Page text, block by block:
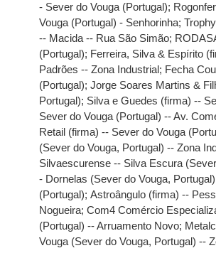
- Sever do Vouga (Portugal);
Vouga (Portugal) - Senhorinha;
-- Macida -- Rua São Simão;
(Portugal); Ferreira, Silva & Espírito
Padrões -- Zona Industrial; Fecha
(Portugal);Jorge Soares Martins &
Portugal); Silva e Guedes (firma) --
Sever do Vouga (Portugal) -- Av.
Retail (firma) -- Sever do Vouga
(Sever do Vouga, Portugal) -- Zona
Silvaescurense -- Silva Escura
- Dornelas (Sever do Vouga, Portugal)
(Portugal);Astroângulo (firma) --
Nogueira;Com4 Comércio
(Portugal) -- Arruamento Novo;
Vouga (Sever do Vouga, Portugal) --